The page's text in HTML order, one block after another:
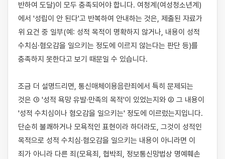
반하여 도달)이 모두 충족되어야 합니다. 여청계(여성청소년계)
에서 '성립이 안 된다'고 반복하여 안내하는 것은, 제출된 자료가
위 요건 중 일부(예: 성적 목적이 명확하지 않거나, 내용이 성적
수치심·혐오감을 일으키는 정도에 이르지 않는다는 판단 등)를
충족하지 못한다고 보기 때문일 수 있습니다.
조금 더 설명드리면, 통신매체이용음란죄에서 특히 문제되는
것은 ① '성적 욕망 유발·만족의 목적'이 있었는지와 ② 그 내용이
'성적 수치심이나 혐오감을 일으키는' 정도에 이르렀는지입니다.
단순히 불쾌하거나 모욕적인 표현이라 하더라도, 그것이 성적인
목적으로 성적 수치심·혐오감을 일으키는 내용이 아니라면 이
죄가 아니라 다른 죄(모욕죄, 협박죄, 정보통신망법상 명예훼손